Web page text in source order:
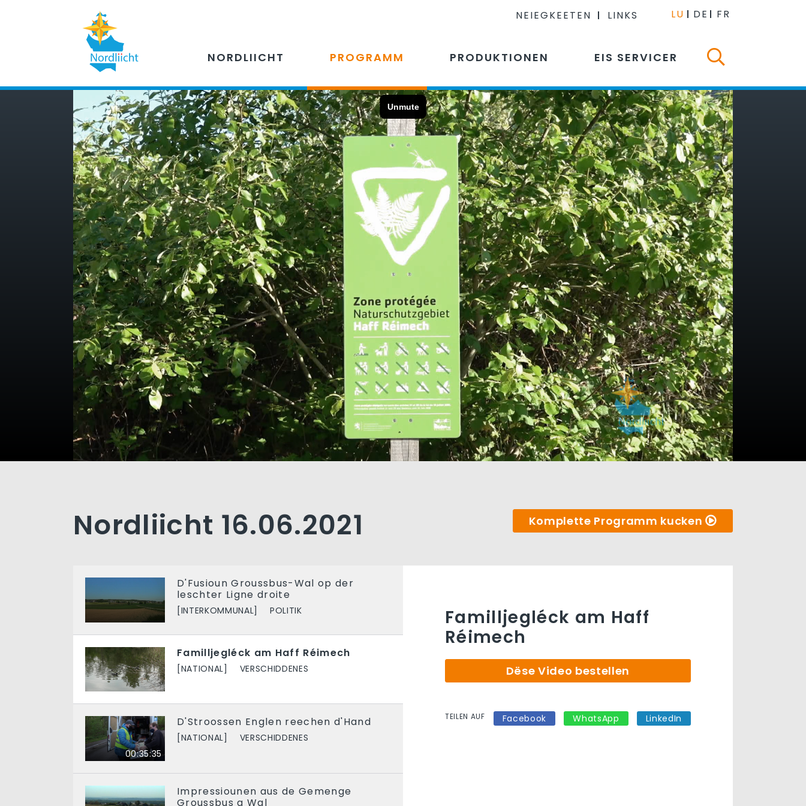
NEIEGKEETEN LINKS LU DE FR
NORDLIICHT PROGRAMM PRODUKTIONEN EIS SERVICER
Nordliicht 16.06.2021 Komplette Programm kucken
D'Fusioun Groussbus-Wal op der
leschter Ligne droite
[INTERKOMMUNAL] POLITIK
Familljegléck am Haff Réimech
[NATIONAL] VERSCHIDDENES
00:35:35
D'Stroossen Englen reechen d'Hand
[NATIONAL] VERSCHIDDENES
Impressiounen aus de Gemenge
Groussbus a Wal
Familljegléck am Haff
Réimech
Dëse Video bestellen
TEILEN AUF Facebook WhatsApp LinkedIn